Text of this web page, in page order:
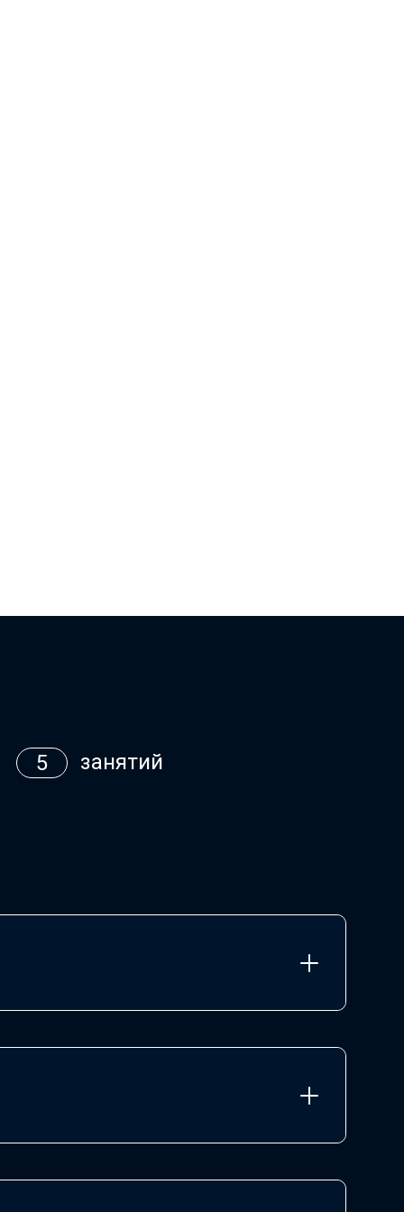
5 занятий